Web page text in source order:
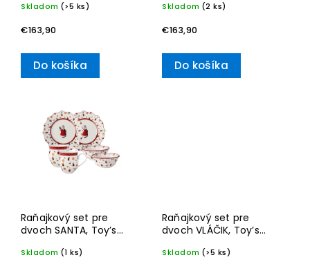
Výročná edícia 15 rokov,
Skladom (>5 ks)
€163,90
Do košíka
Výročná edícia 15 rokov,
Skladom (2 ks)
€163,90
Do košíka
Raňajkový set pre
dvoch SANTA, Toy’s
Výročná edícia 15 rokov,
Skladom (1 ks)
Raňajkový set pre
dvoch VLÁČIK, Toy’s
Výročná edícia 15 rokov,
Skladom (>5 ks)